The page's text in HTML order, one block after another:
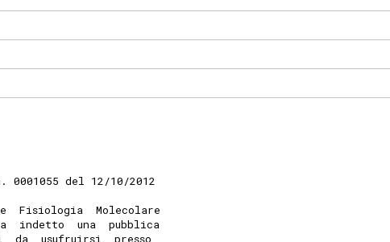
0001055 del 12/10/2012
Fisiologia  Molecolare
indetto  una  pubblica
da  usufruirsi  presso